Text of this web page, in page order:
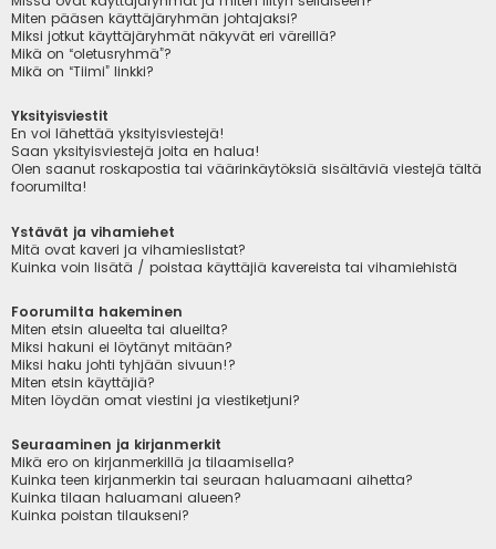
Miten pääsen käyttäjäryhmän johtajaksi?
Miksi jotkut käyttäjäryhmät näkyvät eri väreillä?
Mikä on “oletusryhmä”?
Mikä on “Tiimi” linkki?
Yksityisviestit
En voi lähettää yksityisviestejä!
Saan yksityisviestejä joita en halua!
Olen saanut roskapostia tai väärinkäytöksiä sisältäviä viestejä tältä
foorumilta!
Ystävät ja vihamiehet
Mitä ovat kaveri ja vihamieslistat?
Kuinka voin lisätä / poistaa käyttäjiä kavereista tai vihamiehistä
Foorumilta hakeminen
Miten etsin alueelta tai alueilta?
Miksi hakuni ei löytänyt mitään?
Miksi haku johti tyhjään sivuun!?
Miten etsin käyttäjiä?
Miten löydän omat viestini ja viestiketjuni?
Seuraaminen ja kirjanmerkit
Mikä ero on kirjanmerkillä ja tilaamisella?
Kuinka teen kirjanmerkin tai seuraan haluamaani aihetta?
Kuinka tilaan haluamani alueen?
Kuinka poistan tilaukseni?